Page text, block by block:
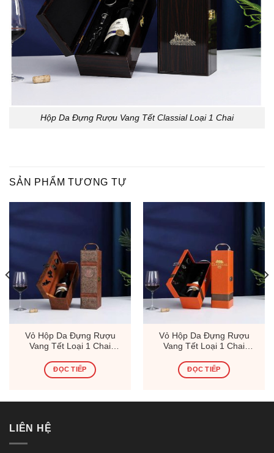
Hộp Da Đựng Rượu Vang Tết Classial Loại 1 Chai
SẢN PHẨM TƯƠNG TỰ
Vỏ Hộp Da Đựng Rượu
Vang Tết Loại 1 Chai
ĐỌC TIẾP
Vỏ Hộp Da Đựng Rượu
Vang Tết Loại 1 Chai
ĐỌC TIẾP
LIÊN HỆ